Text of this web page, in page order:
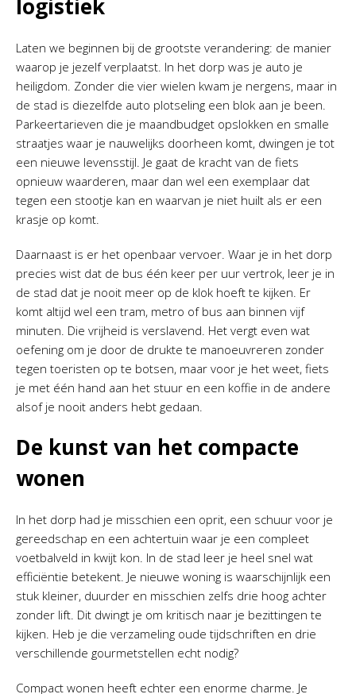
logistiek
Laten we beginnen bij de grootste verandering: de manier
waarop je jezelf verplaatst. In het dorp was je auto je
heiligdom. Zonder die vier wielen kwam je nergens, maar in
de stad is diezelfde auto plotseling een blok aan je been.
Parkeertarieven die je maandbudget opslokken en smalle
straatjes waar je nauwelijks doorheen komt, dwingen je tot
een nieuwe levensstijl. Je gaat de kracht van de fiets
opnieuw waarderen, maar dan wel een exemplaar dat
tegen een stootje kan en waarvan je niet huilt als er een
krasje op komt.
Daarnaast is er het openbaar vervoer. Waar je in het dorp
precies wist dat de bus één keer per uur vertrok, leer je in
de stad dat je nooit meer op de klok hoeft te kijken. Er
komt altijd wel een tram, metro of bus aan binnen vijf
minuten. Die vrijheid is verslavend. Het vergt even wat
oefening om je door de drukte te manoeuvreren zonder
tegen toeristen op te botsen, maar voor je het weet, fiets
je met één hand aan het stuur en een koffie in de andere
alsof je nooit anders hebt gedaan.
De kunst van het compacte
wonen
In het dorp had je misschien een oprit, een schuur voor je
gereedschap en een achtertuin waar je een compleet
voetbalveld in kwijt kon. In de stad leer je heel snel wat
efficiëntie betekent. Je nieuwe woning is waarschijnlijk een
stuk kleiner, duurder en misschien zelfs drie hoog achter
zonder lift. Dit dwingt je om kritisch naar je bezittingen te
kijken. Heb je die verzameling oude tijdschriften en drie
verschillende gourmetstellen echt nodig?
Compact wonen heeft echter een enorme charme. Je